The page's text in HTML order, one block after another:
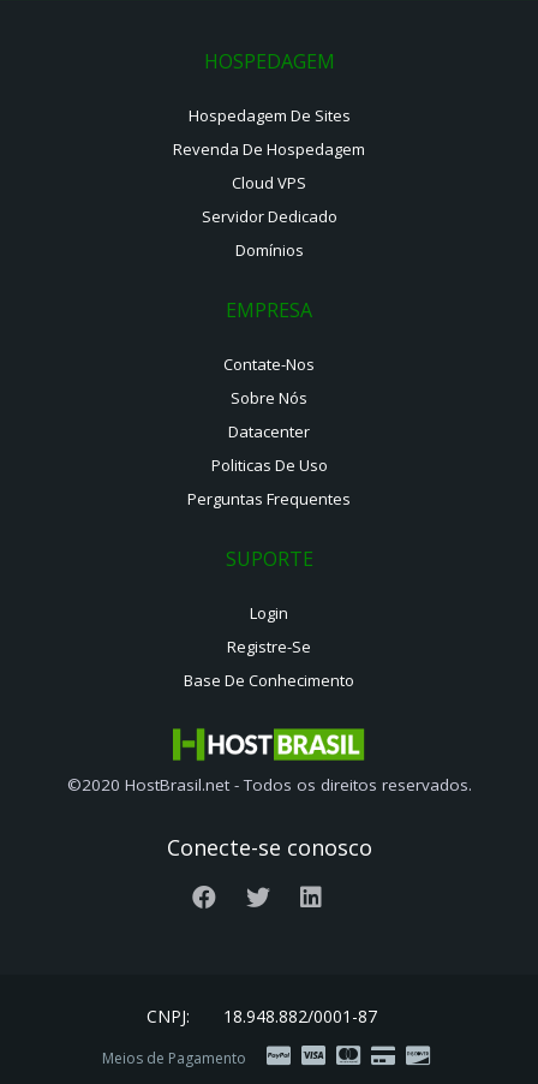
HOSPEDAGEM
Hospedagem De Sites
Revenda De Hospedagem
Cloud VPS
Servidor Dedicado
Domínios
EMPRESA
Contate-Nos
Sobre Nós
Datacenter
Politicas De Uso
Perguntas Frequentes
SUPORTE
Login
Registre-Se
Base De Conhecimento
©2020 HostBrasil.net - Todos os direitos reservados.
Conecte-se conosco
CNPJ: 18.948.882/0001-87
Meios de Pagamento